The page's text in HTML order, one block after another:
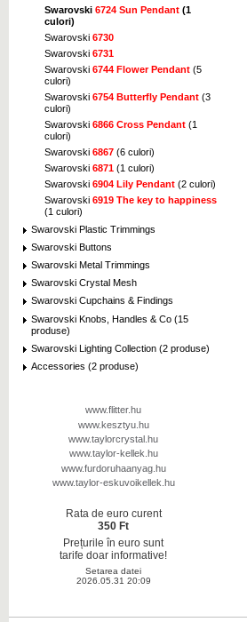
Swarovski 6724 Sun Pendant (1
culori)
Swarovski 6730
Swarovski 6731
Swarovski 6744 Flower Pendant (5
culori)
Swarovski 6754 Butterfly Pendant (3
culori)
Swarovski 6866 Cross Pendant (1
culori)
Swarovski 6867 (6 culori)
Swarovski 6871 (1 culori)
Swarovski 6904 Lily Pendant (2 culori)
Swarovski 6919 The key to happiness
(1 culori)
Swarovski Plastic Trimmings
Swarovski Buttons
Swarovski Metal Trimmings
Swarovski Crystal Mesh
Swarovski Cupchains & Findings
Swarovski Knobs, Handles & Co (15
produse)
Swarovski Lighting Collection (2 produse)
Accessories (2 produse)
www.flitter.hu
www.kesztyu.hu
www.taylorcrystal.hu
www.taylor-kellek.hu
www.furdoruhaanyag.hu
www.taylor-eskuvoikellek.hu
Rata de euro curent
350 Ft
Prețurile în euro sunt
tarife doar informative!
Setarea datei
2026.05.31 20:09